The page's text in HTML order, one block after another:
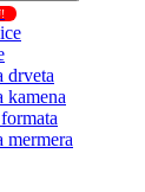
drveta
kamena
mermera